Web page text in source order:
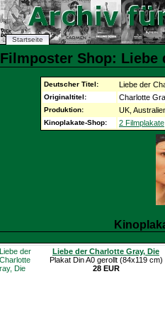
Startseite
Filmposter Shop: Liebe
Deutscher Titel: Liebe der
Originaltitel: Charlotte
Produktion: UK,
Kinoplakate-Shop: 2 Filmplakate
Liebe der Charlotte Gray, Die
Plakat Din A0 gerollt (84x119 cm)
28 EUR